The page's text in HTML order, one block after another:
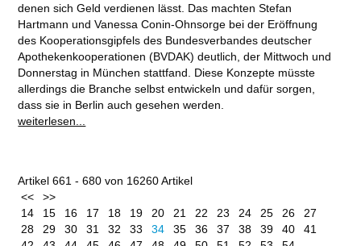
denen sich Geld verdienen lässt. Das machten Stefan
Hartmann und Vanessa Conin-Ohnsorge bei der Eröffnung
des Kooperationsgipfels des Bundesverbandes deutscher
Apothekenkooperationen (BVDAK) deutlich, der Mittwoch und
Donnerstag in München stattfand. Diese Konzepte müsste
allerdings die Branche selbst entwickeln und dafür sorgen,
dass sie in Berlin auch gesehen werden.
weiterlesen...
Artikel 661 - 680 von 16260 Artikel
<<
>>
14
15 16 17 18 19 20 21 22 23 24 25 26
27
28
29 30 31 32 33 34 35 36 37 38 39 40
41